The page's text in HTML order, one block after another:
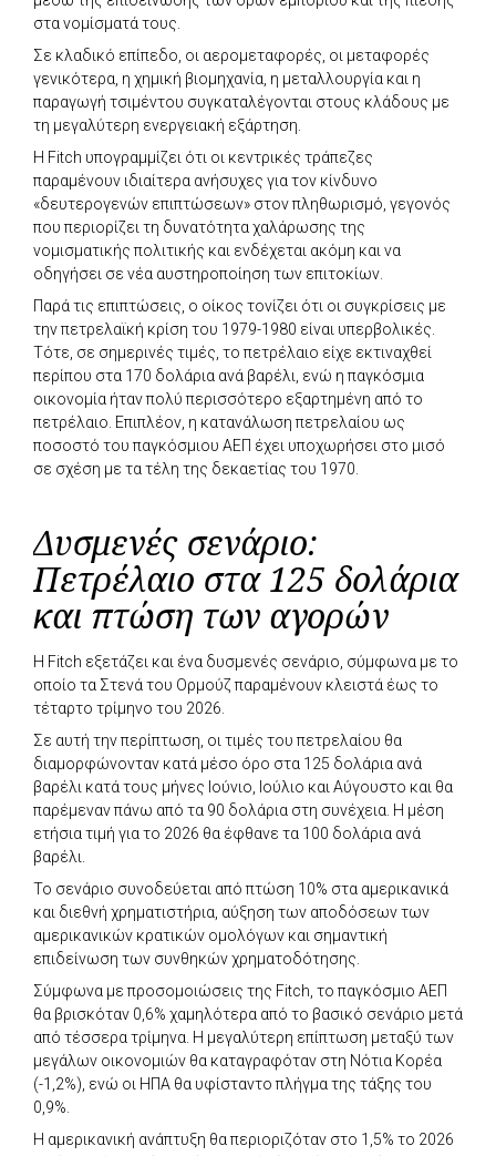
στα νομίσματά τους.
Σε κλαδικό επίπεδο, οι αερομεταφορές, οι μεταφορές
γενικότερα, η χημική βιομηχανία, η μεταλλουργία και η
παραγωγή τσιμέντου συγκαταλέγονται στους κλάδους με
τη μεγαλύτερη ενεργειακή εξάρτηση.
Η Fitch υπογραμμίζει ότι οι κεντρικές τράπεζες
παραμένουν ιδιαίτερα ανήσυχες για τον κίνδυνο
«δευτερογενών επιπτώσεων» στον πληθωρισμό, γεγονός
που περιορίζει τη δυνατότητα χαλάρωσης της
νομισματικής πολιτικής και ενδέχεται ακόμη και να
οδηγήσει σε νέα αυστηροποίηση των επιτοκίων.
Παρά τις επιπτώσεις, ο οίκος τονίζει ότι οι συγκρίσεις με
την πετρελαϊκή κρίση του 1979-1980 είναι υπερβολικές.
Τότε, σε σημερινές τιμές, το πετρέλαιο είχε εκτιναχθεί
περίπου στα 170 δολάρια ανά βαρέλι, ενώ η παγκόσμια
οικονομία ήταν πολύ περισσότερο εξαρτημένη από το
πετρέλαιο. Επιπλέον, η κατανάλωση πετρελαίου ως
ποσοστό του παγκόσμιου ΑΕΠ έχει υποχωρήσει στο μισό
σε σχέση με τα τέλη της δεκαετίας του 1970.
Δυσμενές σενάριο:
Πετρέλαιο στα 125 δολάρια
και πτώση των αγορών
Η Fitch εξετάζει και ένα δυσμενές σενάριο, σύμφωνα με το
οποίο τα Στενά του Ορμούζ παραμένουν κλειστά έως το
τέταρτο τρίμηνο του 2026.
Σε αυτή την περίπτωση, οι τιμές του πετρελαίου θα
διαμορφώνονταν κατά μέσο όρο στα 125 δολάρια ανά
βαρέλι κατά τους μήνες Ιούνιο, Ιούλιο και Αύγουστο και θα
παρέμεναν πάνω από τα 90 δολάρια στη συνέχεια. Η μέση
ετήσια τιμή για το 2026 θα έφθανε τα 100 δολάρια ανά
βαρέλι.
Το σενάριο συνοδεύεται από πτώση 10% στα αμερικανικά
και διεθνή χρηματιστήρια, αύξηση των αποδόσεων των
αμερικανικών κρατικών ομολόγων και σημαντική
επιδείνωση των συνθηκών χρηματοδότησης.
Σύμφωνα με προσομοιώσεις της Fitch, το παγκόσμιο ΑΕΠ
θα βρισκόταν 0,6% χαμηλότερα από το βασικό σενάριο μετά
από τέσσερα τρίμηνα. Η μεγαλύτερη επίπτωση μεταξύ των
μεγάλων οικονομιών θα καταγραφόταν στη Νότια Κορέα
(-1,2%), ενώ οι ΗΠΑ θα υφίσταντο πλήγμα της τάξης του
0,9%.
Η αμερικανική ανάπτυξη θα περιοριζόταν στο 1,5% το 2026